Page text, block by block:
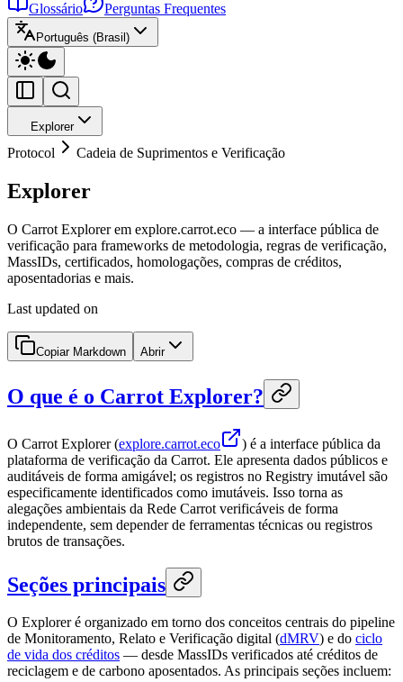
Glossário Perguntas Frequentes
Português (Brasil)
Explorer
Protocol Cadeia de Suprimentos e Verificação
Explorer
O Carrot Explorer em explore.carrot.eco — a interface pública de
verificação para frameworks de metodologia, regras de verificação,
MassIDs, certificados, homologações, compras de créditos,
aposentadorias e mais.
Last updated on
Copiar Markdown Abrir
O que é o Carrot Explorer?
O Carrot Explorer (explore.carrot.eco
) é a interface pública da
plataforma de verificação da Carrot. Ele apresenta dados públicos e
auditáveis de forma amigável; os registros no Registry imutável são
especificamente identificados como imutáveis. Isso torna as
alegações ambientais da Rede Carrot verificáveis de forma
independente, sem depender de ferramentas técnicas ou registros
brutos de transações.
Seções principais
O Explorer é organizado em torno dos conceitos centrais do pipeline
de Monitoramento, Relato e Verificação digital (dMRV) e do ciclo
de vida dos créditos — desde MassIDs verificados até créditos de
reciclagem e de carbono aposentados. As principais seções incluem: